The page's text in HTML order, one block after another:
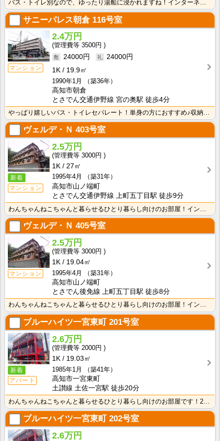
サニーパレス朝倉116号室
マンション
2.4万円
3500円
24000円
24000円
1K
19.9㎡
1990年1月
（築36年）
高知市朝倉
とさでん交通伊野線 宮の奥駅 徒歩4分
ヴェルデ・Ｎ 403号室
新着
マンション
2.5万円
3000円
1K
27㎡
1995年4月
（築31年）
高知市山ノ端町
とさでん交通伊野線 上町五丁目駅 徒歩9分
ヴェルデ・Ｎ 405号室
マンション
2.5万円
3000円
1K
19.04㎡
1995年4月
（築31年）
高知市山ノ端町
とさでん後免線 上町五丁目駅 徒歩8分
わんちゃんねこちゃんと暮らせるひとり暮らし向けのお部屋！インターネット月額接続使用無料なので、月々の･･･
ブルーハイツ一宮東町201号室
新着
アパート
2.6万円
2000円
1K
19.03㎡
1985年1月
（築41年）
高知市一宮東町
土讃線 土佐一宮駅 徒歩20分
ブルーハイツ一宮東町 202号室
2.6万円